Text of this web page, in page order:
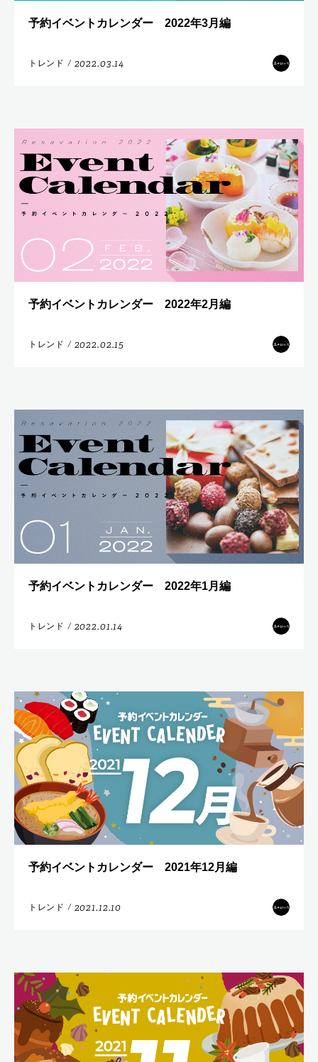
予約イベントカレンダー 2022年3月編
トレンド / 2022.03.14
予約イベントカレンダー 2022年2月編
トレンド / 2022.02.15
予約イベントカレンダー 2022年1月編
トレンド / 2022.01.14
予約イベントカレンダー 2021年12月編
トレンド / 2021.12.10